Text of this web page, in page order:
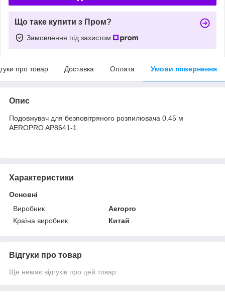
Що таке купити з Пром?
Замовлення під захистом
про товар Доставка Оплата Умови повернення
Опис
Подовжувач для безповітряного розпилювача 0.45 м
AEROPRO AP8641-1
Характеристики
Основні
Виробник
Aeropro
Країна виробник
Китай
Відгуки про товар
Ще немає відгуків про цей товар